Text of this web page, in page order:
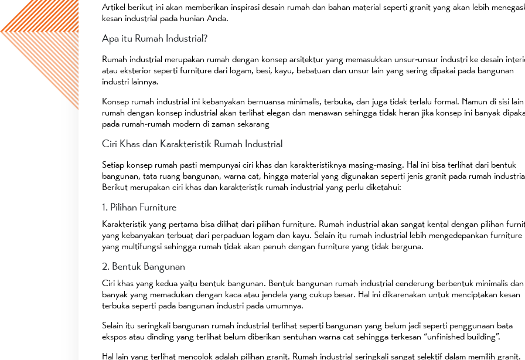
Artikel berikut ini akan memberikan inspirasi desain rumah dan bahan material seperti granit yang akan lebih
kesan industrial pada hunian Anda.
Apa itu Rumah Industrial?
Rumah industrial merupakan rumah dengan konsep arsitektur yang memasukkan unsur-unsur industri ke desain
atau eksterior seperti furniture dari logam, besi, kayu, bebatuan dan unsur lain yang sering dipakai pada bangunan
industri lainnya.
Konsep rumah industrial ini kebanyakan bernuansa minimalis, terbuka, dan juga tidak terlalu formal. Namun di sisi lain
rumah dengan konsep industrial akan terlihat elegan dan menawan sehingga tidak heran jika konsep ini banyak
pada rumah-rumah modern di zaman sekarang
Ciri Khas dan Karakteristik Rumah Industrial
Setiap konsep rumah pasti mempunyai ciri khas dan karakteristiknya masing-masing. Hal ini bisa terlihat dari bentuk
bangunan, tata ruang bangunan, warna cat, hingga material yang digunakan seperti jenis granit pada rumah
Berikut merupakan ciri khas dan karakteristik rumah industrial yang perlu diketahui:
1. Pilihan Furniture
Karakteristik yang pertama bisa dilihat dari pilihan furniture. Rumah industrial akan sangat kental dengan pilihan
yang kebanyakan terbuat dari perpaduan logam dan kayu. Selain itu rumah industrial lebih mengedepankan furniture
yang multifungsi sehingga rumah tidak akan penuh dengan furniture yang tidak berguna.
2. Bentuk Bangunan
Ciri khas yang kedua yaitu bentuk bangunan. Bentuk bangunan rumah industrial cenderung berbentuk minimalis dan
banyak yang memadukan dengan kaca atau jendela yang cukup besar. Hal ini dikarenakan untuk menciptakan kesan
terbuka seperti pada bangunan industri pada umumnya.
Selain itu seringkali bangunan rumah industrial terlihat seperti bangunan yang belum jadi seperti penggunaan bata
ekspos atau dinding yang terlihat belum diberikan sentuhan warna cat sehingga terkesan “unfinished building”.
Hal lain yang terlihat mencolok adalah pilihan granit. Rumah industrial seringkali sangat selektif dalam memilih granit.